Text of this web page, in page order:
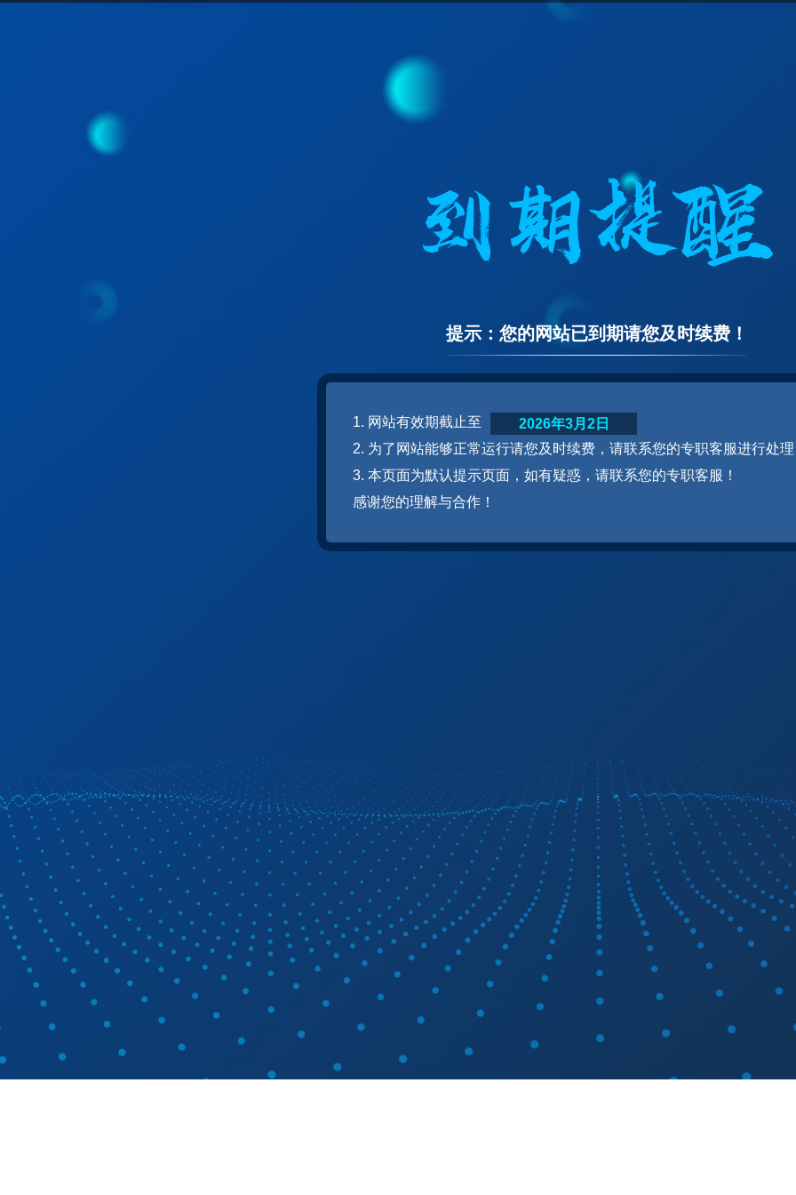
提示：您的网站已到期请您及时续费！
1. 网站有效期截止至
2. 为了网站能够正常运行请您及时续费，请联系您的专职客服进行处
3. 本页面为默认提示页面，如有疑惑，请联系您的专职客服！
感谢您的理解与合作！
2026年3月2日